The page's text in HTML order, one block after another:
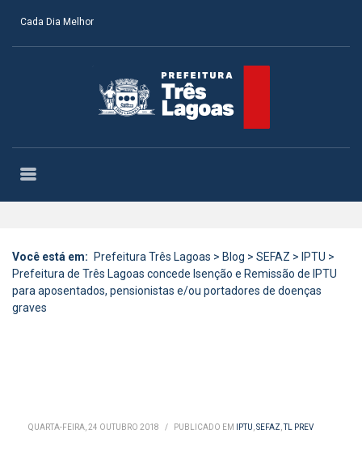
Cada Dia Melhor
Você está em: Prefeitura Três Lagoas > Blog > SEFAZ > IPTU >
Prefeitura de Três Lagoas concede Isenção e Remissão de IPTU
para aposentados, pensionistas e/ou portadores de doenças
graves
QUARTA-FEIRA, 24 OUTUBRO 2018 / PUBLICADO EM IPTU,SEFAZ,TL PREV